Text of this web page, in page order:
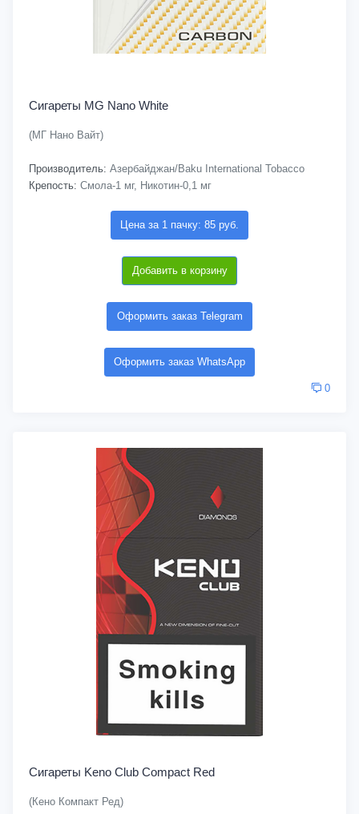
Сигареты MG Nano White
(МГ Нано Вайт)
Производитель: Азербайджан/Baku International Tobacco
Крепость: Смола-1 мг, Никотин-0,1 мг
Цена за 1 пачку: 85 руб.
Добавить в корзину
Оформить заказ Telegram
Оформить заказ WhatsApp
0
Сигареты Keno Club Compact Red
(Кено Компакт Ред)